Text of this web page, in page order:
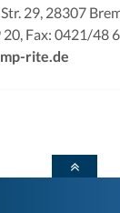
29, 28307
Fax: 0421/48
rite.de